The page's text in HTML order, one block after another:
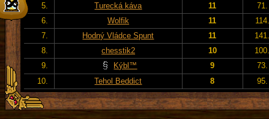
5.
Turecká káva 11
6.
Wolfik 11
7.
Hodný Vládce Spunt 11
8.
chesstik2 10
9.
Kýbl™ 9
10.
Tehol Beddict 8